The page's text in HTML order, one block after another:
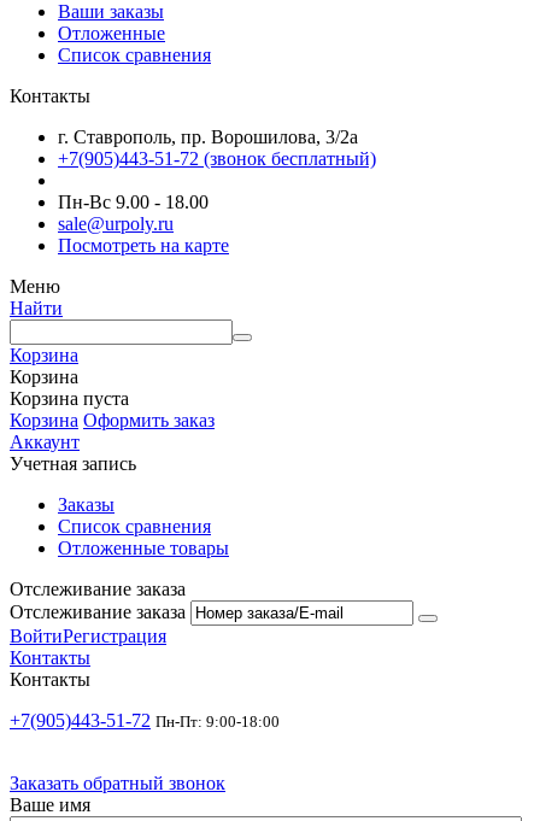
Ваши заказы
Отложенные
Список сравнения
Контакты
г. Ставрополь, пр. Ворошилова, 3/2а
+7(905)443-51-72 (звонок бесплатный)
Пн-Вс 9.00 - 18.00
sale@urpoly.ru
Посмотреть на карте
Меню
Найти
Корзина
Корзина
Корзина пуста
Корзина Оформить заказ
Аккаунт
Учетная запись
Заказы
Список сравнения
Отложенные товары
Отслеживание заказа
Отслеживание заказа
ВойтиРегистрация
Контакты
Контакты
+7(905)443-51-72 Пн-Пт: 9:00-18:00
Заказать обратный звонок
Ваше имя